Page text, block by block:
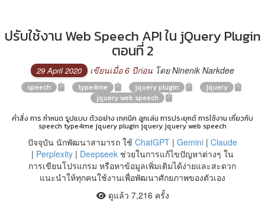
ปรับใช้งาน Web Speech API ใน jQuery Plugin
ตอนที่ 2
29 April 2020 เขียนเมื่อ 6 ปีก่อน โดย Ninenik Narkdee
speech type4me jquery plugin
jquery
jquery web speech
คำสั่ง การ กำหนด รูปแบบ ตัวอย่าง เทคนิค ลูกเล่น การประยุกต์ การใช้งาน เกี่ยวกับ
speech type4me jquery plugin jquery jquery web speech
ปัจจุบัน นักพัฒนาสามารถ ใช้ ChatGPT| Gemini| Claude
| Perplexity| Deepseekช่วยในการแก้ไขปัญหาต่างๆ ใน
การเขียนโปรแกรม หรือหาข้อมูลเพิ่มเติมได้ง่ายและสะดวก
แนะนำให้ทุกคนใช้งานเพื่อพัฒนาศักยภาพของตัวเอง
ดูแล้ว 7,216 ครั้ง